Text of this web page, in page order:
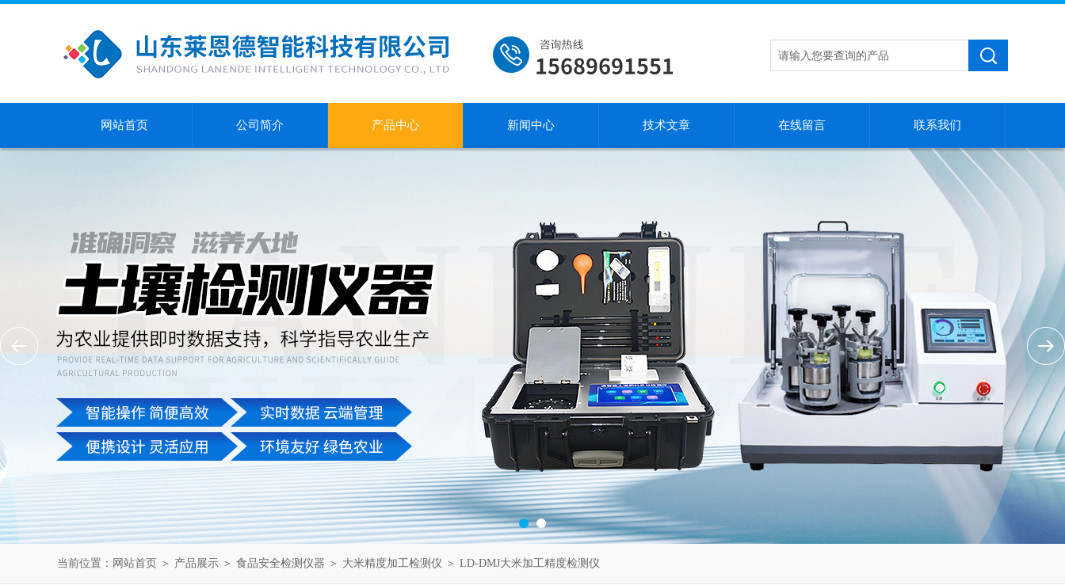
网站首页 公司简介 产品中心 新闻中心 技术文章 在线留言 联系我们
当前位置： 网站首页 ＞ 产品展示 ＞ 食品安全检测仪器 ＞ 大米精度加工检测仪 ＞ LD-DMJ大米加工精度检测仪